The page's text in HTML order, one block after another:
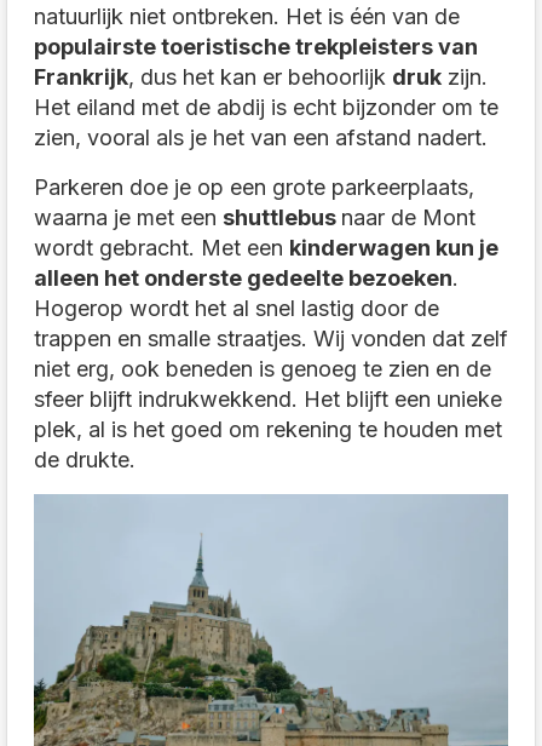
natuurlijk niet ontbreken. Het is één van de
populairste toeristische trekpleisters van
Frankrijk, dus het kan er behoorlijk drukzijn.
Het eiland met de abdij is echt bijzonder om te
zien, vooral als je het van een afstand nadert.
Parkeren doe je op een grote parkeerplaats,
waarna je met een shuttlebus naar de Mont
wordt gebracht. Met een kinderwagen kun je
alleen het onderste gedeelte bezoeken.
Hogerop wordt het al snel lastig door de
trappen en smalle straatjes. Wij vonden dat zelf
niet erg, ook beneden is genoeg te zien en de
sfeer blijft indrukwekkend. Het blijft een unieke
plek, al is het goed om rekening te houden met
de drukte.